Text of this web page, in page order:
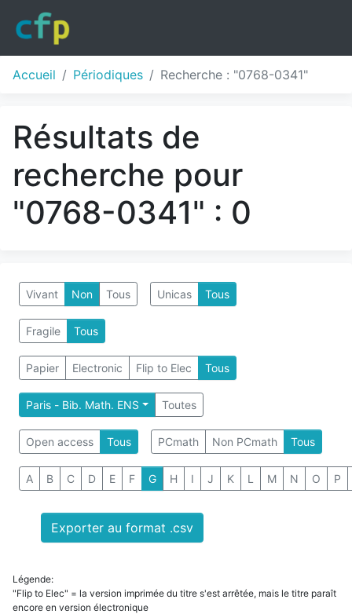
Accueil Périodiques Recherche : "0768-0341"
Résultats de
recherche pour
"0768-0341" : 0
Vivant Non Tous Unicas Tous
Fragile Tous
Papier Electronic Flip to Elec Tous
Paris - Bib. Math. ENS Toutes
Open access Tous PCmath Non PCmath Tous
A B C D E F G H I J K L M N O P
Exporter au format .csv
Légende:
"Flip to Elec" = la version imprimée du titre s'est arrêtée, mais le titre paraît
encore en version électronique